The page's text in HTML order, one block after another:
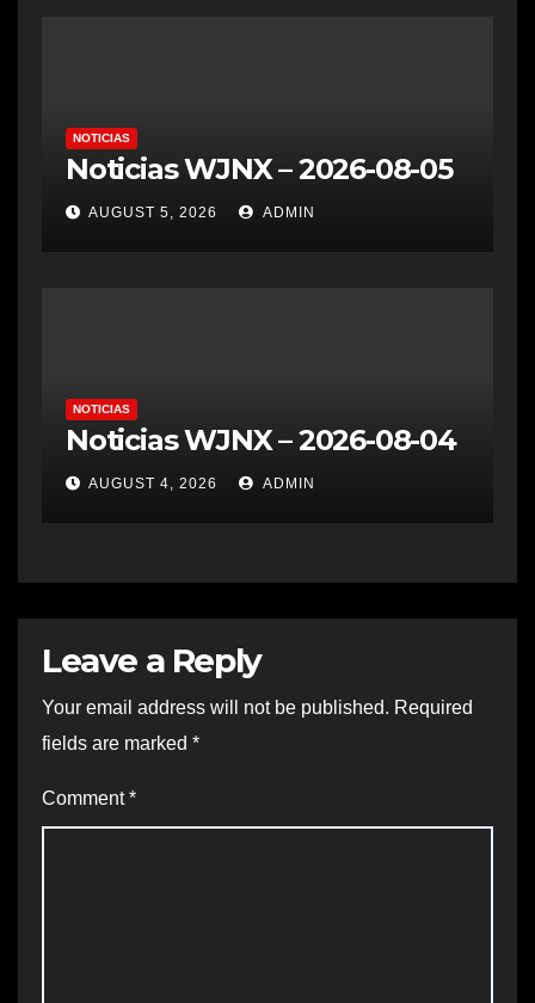
NOTICIAS
Noticias WJNX – 2026-08-05
AUGUST 5, 2026 ADMIN
NOTICIAS
Noticias WJNX – 2026-08-04
AUGUST 4, 2026 ADMIN
Leave a Reply
Your email address will not be published. Required
fields are marked *
Comment*